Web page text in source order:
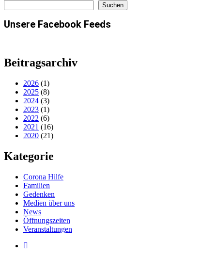
Suchen
Unsere Facebook Feeds
Beitragsarchiv
2026 (1)
2025 (8)
2024 (3)
2023 (1)
2022 (6)
2021 (16)
2020 (21)
Kategorie
Corona Hilfe
Familien
Gedenken
Medien über uns
News
Öffnungszeiten
Veranstaltungen